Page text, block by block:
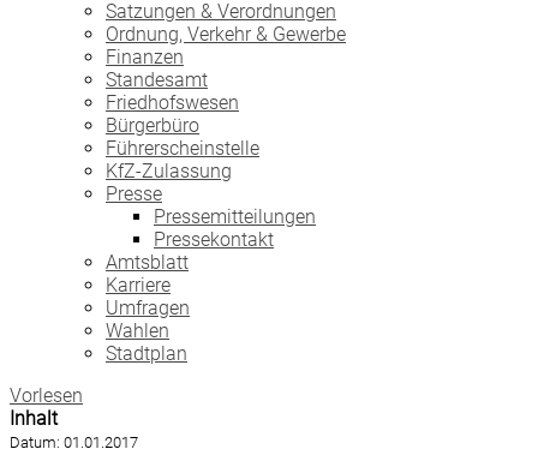
Satzungen & Verordnungen
Ordnung, Verkehr & Gewerbe
Finanzen
Standesamt
Friedhofswesen
Bürgerbüro
Führerscheinstelle
KfZ-Zulassung
Presse
Pressemitteilungen
Pressekontakt
Amtsblatt
Karriere
Umfragen
Wahlen
Stadtplan
Vorlesen
Inhalt
Datum: 01.01.2017